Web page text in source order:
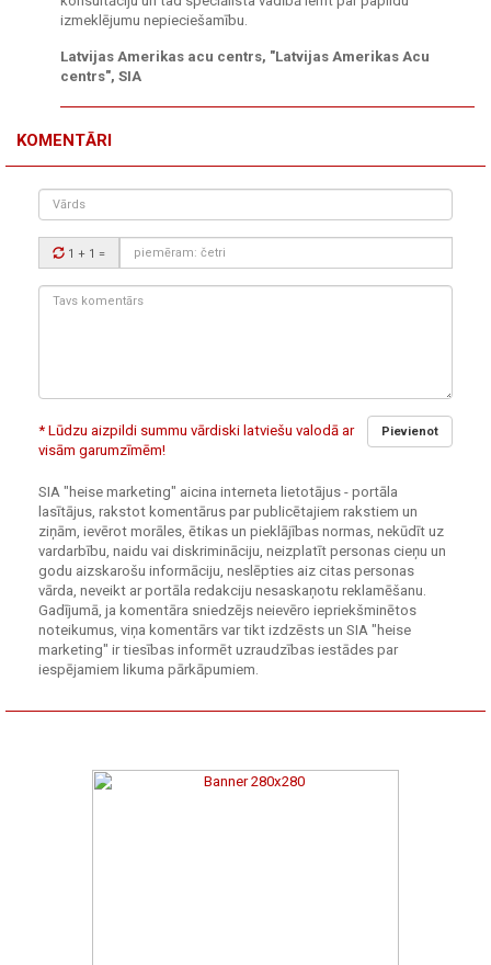
izmeklējumu nepieciešamību.
Latvijas Amerikas acu centrs, "Latvijas Amerikas Acu
centrs", SIA
KOMENTĀRI
Vārds
Drošības
kods:
1 + 1 =
Tavs
Pievienot
* Lūdzu aizpildi summu vārdiski latviešu valodā ar
visām garumzīmēm!
SIA "heise marketing" aicina interneta lietotājus - portāla
lasītājus, rakstot komentārus par publicētajiem rakstiem un
ziņām, ievērot morāles, ētikas un pieklājības normas, nekūdīt uz
vardarbību, naidu vai diskrimināciju, neizplatīt personas cieņu un
godu aizskarošu informāciju, neslēpties aiz citas personas
vārda, neveikt ar portāla redakciju nesaskaņotu reklamēšanu.
Gadījumā, ja komentāra sniedzējs neievēro iepriekšminētos
noteikumus, viņa komentārs var tikt izdzēsts un SIA "heise
marketing" ir tiesības informēt uzraudzības iestādes par
iespējamiem likuma pārkāpumiem.